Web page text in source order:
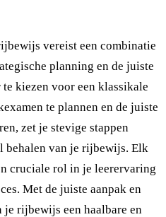
vereist een combinatie
planning en de juiste
kiezen voor een klassikale
te plannen en de juiste
zet je stevige stappen
behalen van je rijbewijs. Elk
cruciale rol in je leerervaring
Met de juiste aanpak en
rijbewijs een haalbare en